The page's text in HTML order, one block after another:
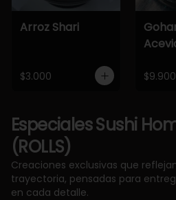
Arroz Shari
$3.000 $9.900
Especiales Sushi
(ROLLS)
Creaciones exclusivas que
trayectoria, pensadas para
en cada detalle.